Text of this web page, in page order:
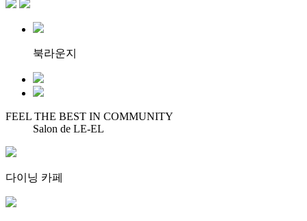
북라운지
FEEL THE BEST IN COMMUNITY
Salon de LE-EL
다이닝 카페